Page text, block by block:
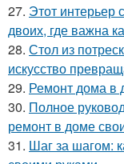
27. Этот интерьер
двоих, где важна
28. Стол из
искусство
29. Ремонт дома в
30. Полное
ремонт в доме
31. Шаг за шагом: